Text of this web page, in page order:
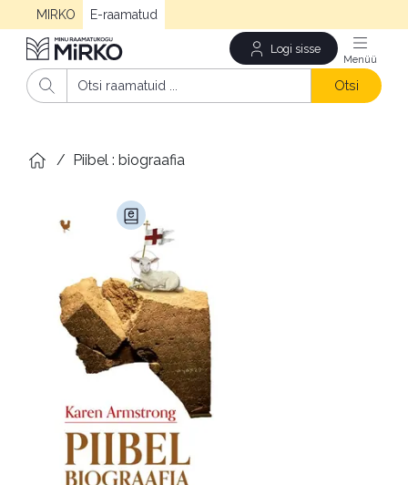
MIRKO E-raamatud
Logi sisse
Otsi
/ Piibel : biograafia